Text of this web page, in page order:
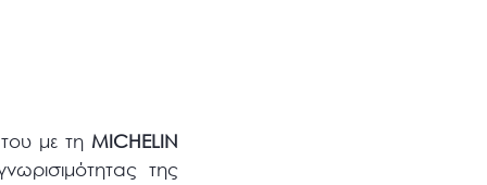
με τη MICHELIN
της